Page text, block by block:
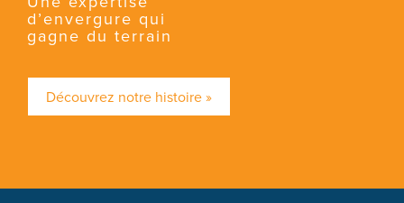
d’envergure qui
gagne du terrain
Découvrez notre histoire »